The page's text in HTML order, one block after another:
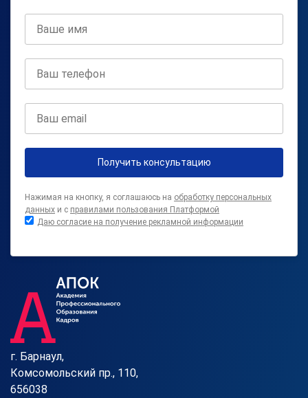
Получить консультацию
Нажимая на кнопку, я соглашаюсь на обработку персональных
данных и с правилами пользования Платформой
Даю согласие на получение рекламной информации
г. Барнаул,
Комсомольский пр., 110,
656038